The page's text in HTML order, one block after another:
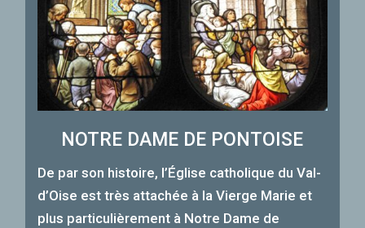
NOTRE DAME DE PONTOISE
De par son histoire, l’Église catholique du Val-
d’Oise est très attachée à la Vierge Marie et
plus particulièrement à Notre Dame de